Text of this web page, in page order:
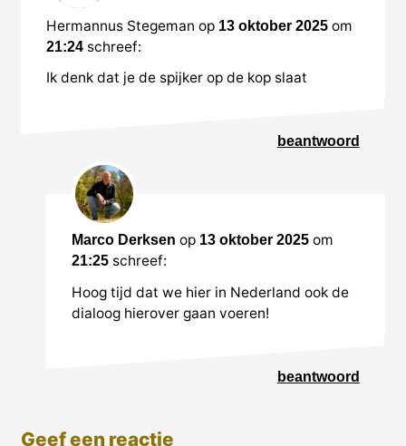
Hermannus Stegeman op 13 oktober 2025 om
21:24 schreef:
Ik denk dat je de spijker op de kop slaat
beantwoord
Marco Derksen op 13 oktober 2025 om
21:25 schreef:
Hoog tijd dat we hier in Nederland ook de
dialoog hierover gaan voeren!
beantwoord
Geef een reactie